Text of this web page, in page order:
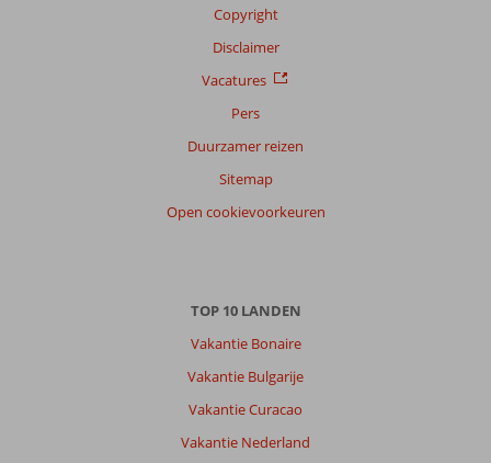
Copyright
Disclaimer
Vacatures
Pers
Duurzamer reizen
Sitemap
Open cookievoorkeuren
TOP 10 LANDEN
Vakantie Bonaire
Vakantie Bulgarije
Vakantie Curacao
Vakantie Nederland